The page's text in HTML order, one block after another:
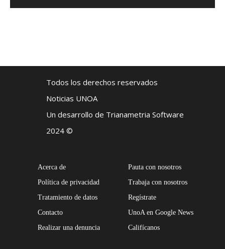
Todos los derechos reservados
Noticias UNOA
Un desarrollo de Trianametria Software
2024 ©
Acerca de
Política de privacidad
Tratamiento de datos
Contacto
Realizar una denuncia
Pauta con nosotros
Trabaja con nosotros
Regístrate
UnoA en Google News
Califícanos